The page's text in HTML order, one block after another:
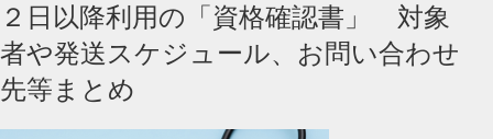
２日以降利用の「資格確認書」 対象
者や発送スケジュール、お問い合わせ
先等まとめ